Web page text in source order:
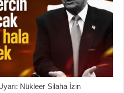
Nükleer Silaha İzin